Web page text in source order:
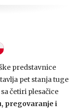
predstavnice
pet stanja tuge
četiri plesačice
pregovaranje i